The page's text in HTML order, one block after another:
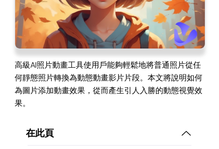
高級AI照片動畫工具使用戶能夠輕鬆地將普通照片從任
何靜態照片轉換為動態動畫影片片段。本文將說明如何
為圖片添加動畫效果，從而產生引人入勝的動態視覺效
果。
在此頁